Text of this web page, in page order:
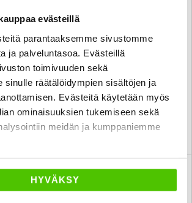
evästeillä
parantaaksemme sivustomme
ja palveluntasoa. Evästeillä
toimivuuden sekä
sinulle räätälöidympien sisältöjen ja
Evästeitä käytetään myös
ominaisuuksien tukemiseen sekä
meidän ja kumppaniemme
HYVÄKSY
Vetokoukku, Suomi-auto, Bluetooth,
111 000 km
hämeenlinna
WHATSAPP